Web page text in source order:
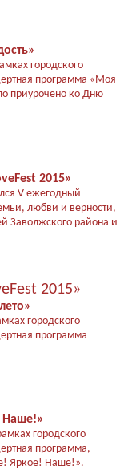
городского
программа «Моя
приурочено ко Дню
2015»
V ежегодный
любви и верности,
Заволжского района и
городского
программа
городского
программа,
Яркое! Наше!».